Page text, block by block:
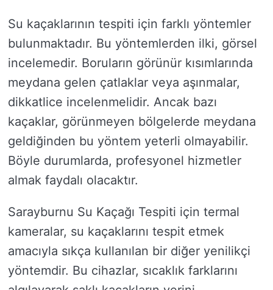
Su kaçaklarının tespiti için farklı yöntemler
bulunmaktadır. Bu yöntemlerden ilki, görsel
incelemedir. Boruların görünür kısımlarında
meydana gelen çatlaklar veya aşınmalar,
dikkatlice incelenmelidir. Ancak bazı
kaçaklar, görünmeyen bölgelerde meydana
geldiğinden bu yöntem yeterli olmayabilir.
Böyle durumlarda, profesyonel hizmetler
almak faydalı olacaktır.
Sarayburnu Su Kaçağı Tespiti için termal
kameralar, su kaçaklarını tespit etmek
amacıyla sıkça kullanılan bir diğer yenilikçi
yöntemdir. Bu cihazlar, sıcaklık farklarını